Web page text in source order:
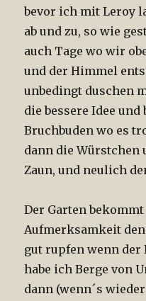
bevor ich mit Leroy
ab und zu, so wie
auch Tage wo wir
und der Himmel
unbedingt duschen
die bessere Idee
Bruchbuden wo es
dann die Würstchen
Zaun, und neulich
Der Garten
Aufmerksamkeit
gut rupfen wenn der
habe ich Berge von
dann (wenn´s